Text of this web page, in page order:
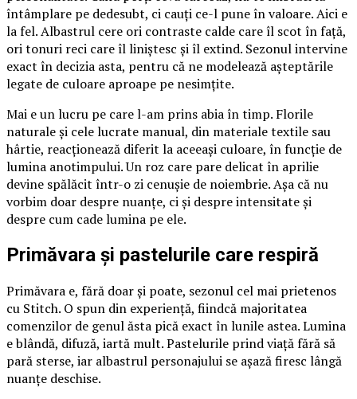
întâmplare pe dedesubt, ci cauți ce-l pune în valoare. Aici e
la fel. Albastrul cere ori contraste calde care îl scot în față,
ori tonuri reci care îl liniștesc și îl extind. Sezonul intervine
exact în decizia asta, pentru că ne modelează așteptările
legate de culoare aproape pe nesimțite.
Mai e un lucru pe care l-am prins abia în timp. Florile
naturale și cele lucrate manual, din materiale textile sau
hârtie, reacționează diferit la aceeași culoare, în funcție de
lumina anotimpului. Un roz care pare delicat în aprilie
devine spălăcit într-o zi cenușie de noiembrie. Așa că nu
vorbim doar despre nuanțe, ci și despre intensitate și
despre cum cade lumina pe ele.
Primăvara și pastelurile care respiră
Primăvara e, fără doar și poate, sezonul cel mai prietenos
cu Stitch. O spun din experiență, fiindcă majoritatea
comenzilor de genul ăsta pică exact în lunile astea. Lumina
e blândă, difuză, iartă mult. Pastelurile prind viață fără să
pară sterse, iar albastrul personajului se așază firesc lângă
nuanțe deschise.